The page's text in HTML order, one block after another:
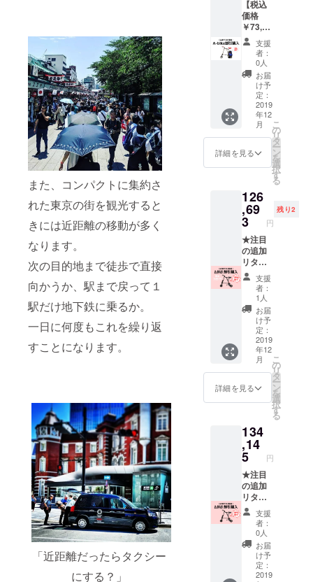
また、コンパクトに集約さ
れた東京の街を観光すると
きには近距離の移動が多く
なります。
次の目的地まで徒歩で直接
向かうか、駅まで戻って１
駅だけ地下鉄に乗るか。
一日に何度もこれを繰り返
すことになります。
「近距離だったらタクシー
にする？」
つきま
しては
当店HP
にてご
確認く
ださ
い。
https://
www.w
heelingt
okyo.co
m/for-
sales
【税込
価格
￥73,15
0 ←
￥77,00
SINCLA
RESEA
RCH A-
bike
city
バック
パック
セット
5%off】
の他に
つきま
しては
当店HP
にてご
確認く
ださ
い。
https://
www.w
heelingt
okyo.co
m/for-
sales
支援
者：
0人
お届
け予
定：
2019
年12
月
詳細を見る
こ
の
リ
タ
ー
ン
を
選
択
す
る
126
,69
3 円
残り2
★注目
の追加
リター
ン★ 税
込価格
￥126,6
93 ←
￥149,0
50
SINCLA
RESEA
RCH A-
BIKE
ELECT
【※限定
3台】
仕様そ
の他に
つきま
しては
当店HP
にてご
確認く
ださ
い。
https://
www.w
heelingt
支援
者：
1人
お届
け予
定：
2019
年12
月
詳細を見る
こ
の
リ
タ
ー
ン
を
選
択
す
る
134
,14
5 円
★注目
の追加
リター
ン★ 税
込価格
￥134,1
45 ←
￥149,0
50
SINCLA
支援
者：
0人
お届
け予
定：
2019